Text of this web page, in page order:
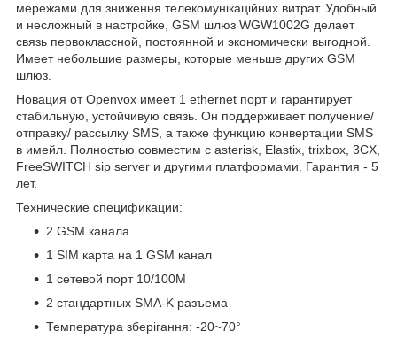
мережами для зниження телекомунікаційних витрат. Удобный
и несложный в настройке, GSM шлюз WGW1002G делает
связь первоклассной, постоянной и экономически выгодной.
Имеет небольшие размеры, которые меньше других GSM
шлюз.
Новация от Openvox имеет 1 ethernet порт и гарантирует
стабильную, устойчивую связь. Он поддерживает получение/
отправку/ рассылку SMS, а также функцию конвертации SMS
в имейл. Полностью совместим с asterisk, Elastix, trixbox, 3CX,
FreeSWITCH sip server и другими платформами. Гарантия - 5
лет.
Технические спецификации:
2 GSM канала
1 SIM карта на 1 GSM канал
1 сетевой порт 10/100M
2 стандартных SMA-K разъема
Температура зберігання: -20~70°